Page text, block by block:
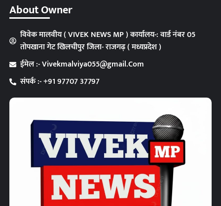
About Owner
विवेक मालवीय ( VIVEK NEWS MP ) कार्यालय-: वार्ड नंबर 05
तोपखाना गेट खिलचीपुर जिला- राजगढ़ ( मध्यप्रदेश )
ईमेल :- Vivekmalviya055@gmail.Com
संपर्क :- +91 97707 37797